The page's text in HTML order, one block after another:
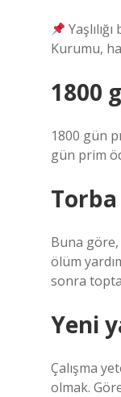
Kurumu,
1800
1800 gün
gün prim
Torba
Buna
ölüm
sonra
Yeni
Çalışma
olmak.